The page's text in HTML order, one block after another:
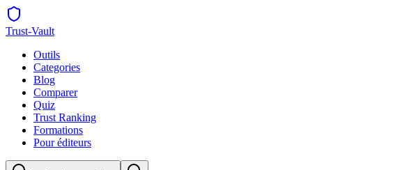
Trust-Vault
Outils
Categories
Blog
Comparer
Quiz
Trust Ranking
Formations
Pour éditeurs